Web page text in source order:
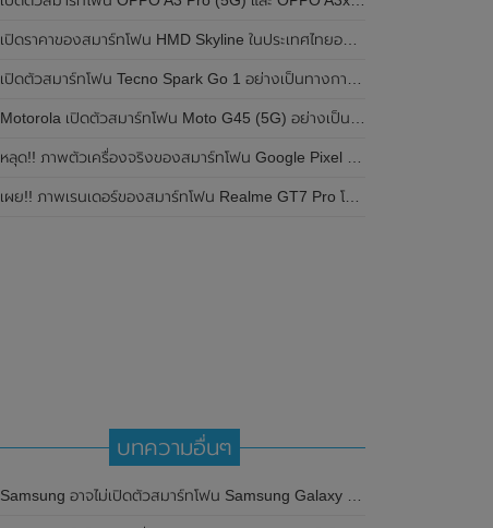
เปิดราคาของสมาร์ทโฟน HMD Skyline ในประเทศไทยอย่างเป็นทางการแล้ว ราคา 14,990 บาท
เปิดตัวสมาร์ทโฟน Tecno Spark Go 1 อย่างเป็นทางการแล้ว มาพร้อมหน้าจอแสดงผล LCD / 120Hz , แบตเตอรี่ 5,000mAh และใช้ชิปเซ็ต Unisoc
Motorola เปิดตัวสมาร์ทโฟน Moto G45 (5G) อย่างเป็นทางการแล้วในอินเดีย
หลุด!! ภาพตัวเครื่องจริงของสมาร์ทโฟน Google Pixel 9a โชว์ดีไซน์ใหม่ กล้องหลังแบนราบ ไม่มีกรอบของกล้องแล้ว
เผย!! ภาพเรนเดอร์ของสมาร์ทโฟน Realme GT7 Pro โชว์ให้เห็นดีไซน์ใหม่ พร้อมเผยรายละเอียดสเปกที่สำคัญบางส่วน
บทความอื่นๆ
Samsung อาจไม่เปิดตัวสมาร์ทโฟน Samsung Galaxy S23 FE (Fan Edition)